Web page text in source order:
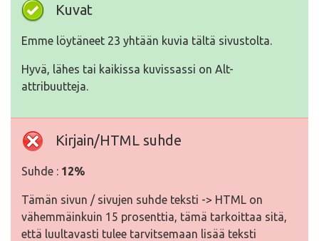
Kuvat
Emme löytäneet 23 yhtään kuvia tältä sivustolta.
Hyvä, lähes tai kaikissa kuvissassi on Alt-
attribuutteja.
Kirjain/HTML suhde
Suhde : 12%
Tämän sivun / sivujen suhde teksti -> HTML on
vähemmäinkuin 15 prosenttia, tämä tarkoittaa sitä,
että luultavasti tulee tarvitsemaan lisää teksti